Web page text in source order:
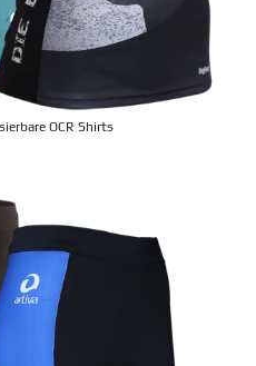
OCR Shirts